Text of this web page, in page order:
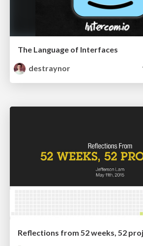
The Language of Interfaces
destraynor
Reflections from 52 weeks, 52